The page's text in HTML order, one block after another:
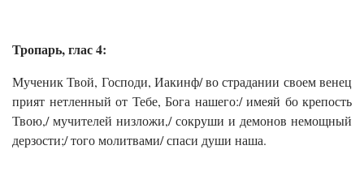
Тропарь, глас 4:
Мученик Твой, Господи, Иакинф/ во страдании своем венец
прият нетленный от Тебе, Бога нашего:/ имеяй бо крепость
Твою,/ мучителей низложи,/ сокруши и демонов немощный
дерзости;/ того молитвами/ спаси души наша.